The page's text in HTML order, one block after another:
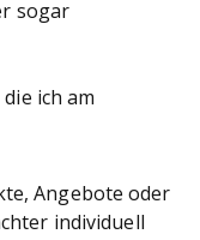
sogar
ich am
Angebote oder
individuell